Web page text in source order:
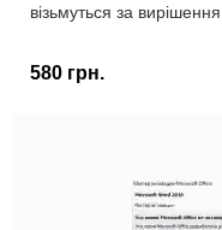
візьмуться за вирішення..
580 грн.